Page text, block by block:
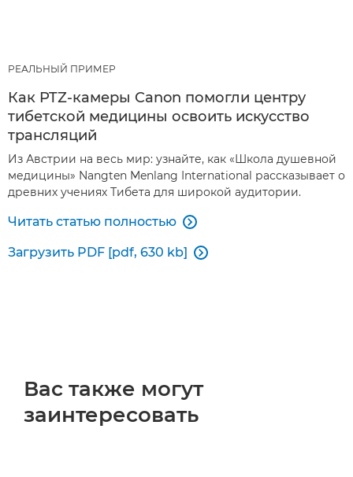
РЕАЛЬНЫЙ ПРИМЕР
Как PTZ-камеры Canon помогли центру
тибетской медицины освоить искусство
трансляций
Из Австрии на весь мир: узнайте, как «Школа душевной
медицины» Nangten Menlang International рассказывает о
древних учениях Тибета для широкой аудитории.
Читать статью полностью 
Загрузить PDF [pdf, 630 kb] 
Вас также могут
заинтересовать